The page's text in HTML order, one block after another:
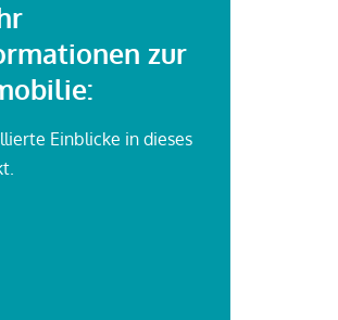
zur
Einblicke in dieses